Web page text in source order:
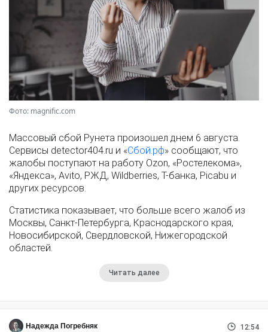
Фото: magnific.com
Массовый сбой Рунета произошел днем 6 августа.
Сервисы detector404.ru и «Сбой.рф» сообщают, что
жалобы поступают на работу Ozon, «Ростелекома»,
«Яндекса», Avito, РЖД, Wildberries, Т-банка, Picabu и
других ресурсов.
Статистика показывает, что больше всего жалоб из
Москвы, Санкт-Петербурга, Краснодарского края,
Новосибирской, Свердловской, Нижегородской
областей.
Читать далее
Надежда Погребняк 12:54